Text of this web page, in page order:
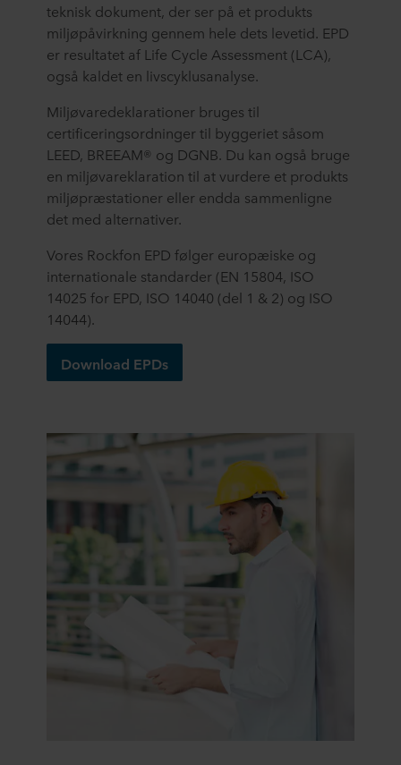
teknisk dokument, der ser på et produkts
miljøpåvirkning gennem hele dets levetid. EPD
er resultatet af Life Cycle Assessment (LCA),
også kaldet en livscyklusanalyse.
Miljøvaredeklarationer bruges til
certificeringsordninger til byggeriet såsom
LEED, BREEAM® og DGNB. Du kan også bruge
en miljøvareklaration til at vurdere et produkts
miljøpræstationer eller endda sammenligne
det med alternativer.
Vores Rockfon EPD følger europæiske og
internationale standarder (EN 15804, ISO
14025 for EPD, ISO 14040 (del 1 & 2) og ISO
14044).
Download EPDs